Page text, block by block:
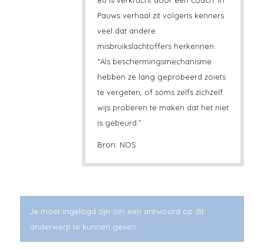
Pauws verhaal zit volgens kenners
veel dat andere
misbruikslachtoffers herkennen.
“Als beschermingsmechanisme
hebben ze lang geprobeerd zoiets
te vergeten, of soms zelfs zichzelf
wijs proberen te maken dat het niet
is gebeurd.”
Bron: NOS
Je moet ingelogd zijn om een antwoord op dit
onderwerp te kunnen geven.